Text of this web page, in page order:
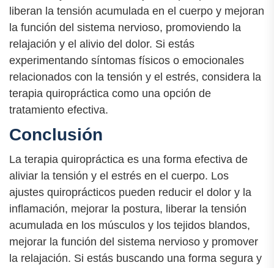
liberan la tensión acumulada en el cuerpo y mejoran
la función del sistema nervioso, promoviendo la
relajación y el alivio del dolor. Si estás
experimentando síntomas físicos o emocionales
relacionados con la tensión y el estrés, considera la
terapia quiropráctica como una opción de
tratamiento efectiva.
Conclusión
La terapia quiropráctica es una forma efectiva de
aliviar la tensión y el estrés en el cuerpo. Los
ajustes quiroprácticos pueden reducir el dolor y la
inflamación, mejorar la postura, liberar la tensión
acumulada en los músculos y los tejidos blandos,
mejorar la función del sistema nervioso y promover
la relajación. Si estás buscando una forma segura y